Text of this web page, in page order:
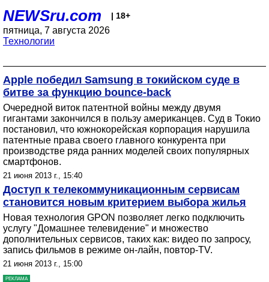
NEWSru.com | 18+
пятница, 7 августа 2026
Технологии
Apple победил Samsung в токийском суде в
битве за функцию bounce-back
Очередной виток патентной войны между двумя
гигантами закончился в пользу американцев. Суд в Токио
постановил, что южнокорейская корпорация нарушила
патентные права своего главного конкурента при
производстве ряда ранних моделей своих популярных
смартфонов.
21 июня 2013 г., 15:40
Доступ к телекоммуникационным сервисам
становится новым критерием выбора жилья
Новая технология GPON позволяет легко подключить
услугу "Домашнее телевидение" и множество
дополнительных сервисов, таких как: видео по запросу,
запись фильмов в режиме он-лайн, повтор-TV.
21 июня 2013 г., 15:00
РЕКЛАМА